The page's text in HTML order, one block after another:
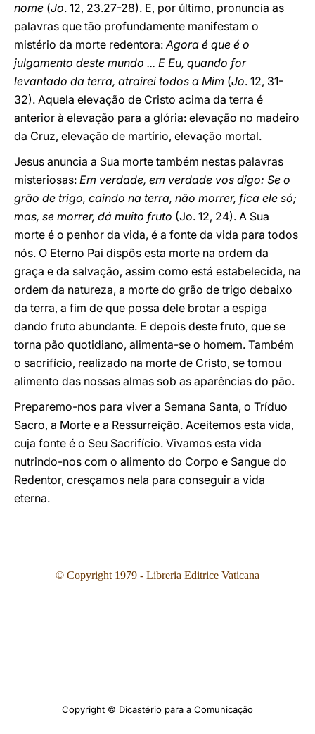
nome (Jo. 12, 23.27-28). E, por último, pronuncia as
palavras que tão profundamente manifestam o
mistério da morte redentora:Agora é que é o
julgamento deste mundo ... E Eu, quando for
levantado da terra, atrairei todos a Mim (Jo. 12, 31-
32). Aquela elevação de Cristo acima da terra é
anterior à elevação para a glória: elevação no madeiro
da Cruz, elevação de martírio, elevação mortal.
Jesus anuncia a Sua morte também nestas palavras
misteriosas: Em verdade, em verdade vos digo: Se o
grão de trigo, caindo na terra, não morrer, fica ele só;
mas, se morrer, dá muito fruto (Jo. 12, 24). A Sua
morte é o penhor da vida, é a fonte da vida para todos
nós. O Eterno Pai dispôs esta morte na ordem da
graça e da salvação, assim como está estabelecida, na
ordem da natureza, a morte do grão de trigo debaixo
da terra, a fim de que possa dele brotar a espiga
dando fruto abundante. E depois deste fruto, que se
torna pão quotidiano, alimenta-se o homem. Também
o sacrifício, realizado na morte de Cristo, se tomou
alimento das nossas almas sob as aparências do pão.
Preparemo-nos para viver a Semana Santa, o Tríduo
Sacro, a Morte e a Ressurreição. Aceitemos esta vida,
cuja fonte é o Seu Sacrifício. Vivamos esta vida
nutrindo-nos com o alimento do Corpo e Sangue do
Redentor, cresçamos nela para conseguir a vida
eterna.
© Copyright 1979 - Libreria Editrice Vaticana
Copyright © Dicastério para a Comunicação